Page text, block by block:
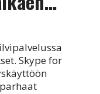
Skype for